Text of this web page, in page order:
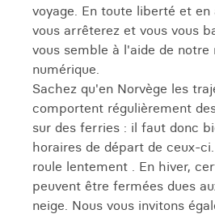
voyage. En toute liberté et en
vous arrêterez et vous vous
vous semble à l'aide de notre
numérique.
Sachez qu'en Norvège les
comportent régulièrement
sur des ferries : il faut donc
horaires de départ de ceux-
roule lentement . En hiver,
peuvent être fermées dues
neige. Nous vous invitons